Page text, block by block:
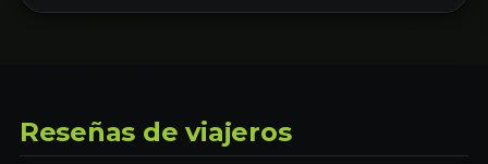
Reseñas de viajeros